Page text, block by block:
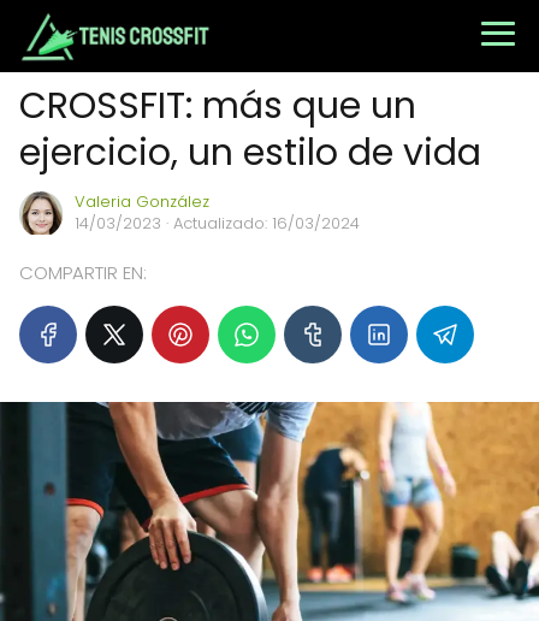
CROSSFIT: más que un
ejercicio, un estilo de vida
Valeria González
14/03/2023 · Actualizado: 16/03/2024
COMPARTIR EN: